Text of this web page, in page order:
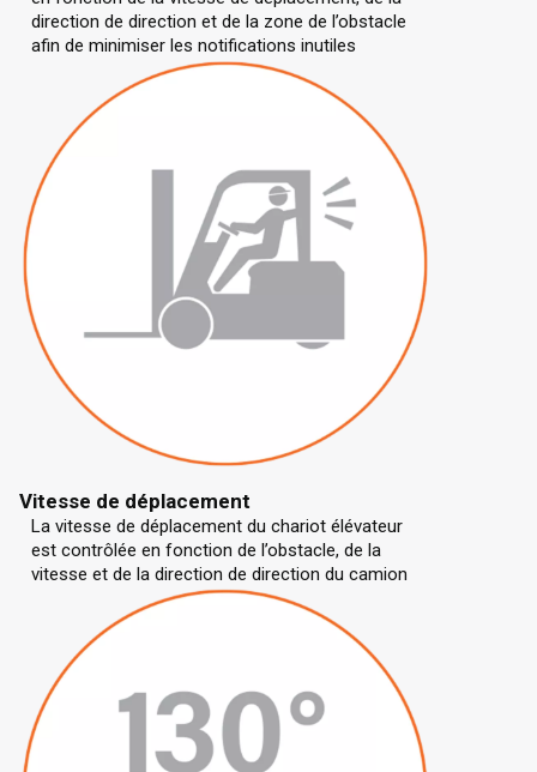
direction de direction et de la zone de l’obstacle
afin de minimiser les notifications inutiles
Vitesse de déplacement
La vitesse de déplacement du chariot élévateur
est contrôlée en fonction de l’obstacle, de la
vitesse et de la direction de direction du camion